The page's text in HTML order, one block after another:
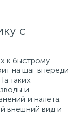
с
к быстрому
на шаг впереди
таких
и
и налета.
внешний вид и